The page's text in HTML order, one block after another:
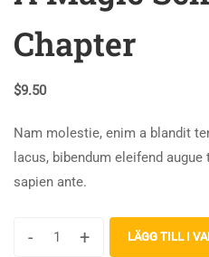
Chapter
$9.50
Nam molestie, enim a blandit
lacus, bibendum eleifend
sapien ante.
- + LÄGG TILL I